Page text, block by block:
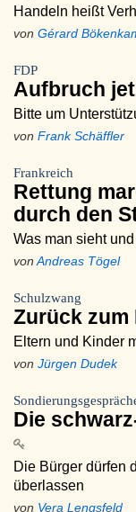
Handeln heißt
von Gérard
FDP
Aufbruch
Bitte um
von Frank Schäffler
Frankreich
Rettung
durch den
Was man sieht
von Andreas Tögel
Schulzwang
Zurück
Eltern und Kinder
von Jürgen Dudek
Die
Die Bürger dürfen
überlassen
von Vera Lengsfeld